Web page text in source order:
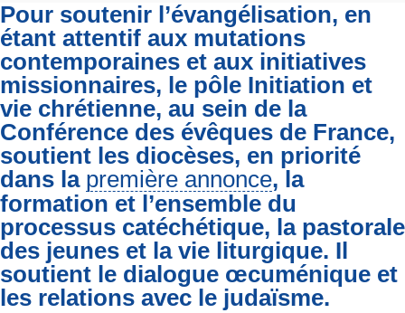
Pour soutenir l’évangélisation, en
étant attentif aux mutations
contemporaines et aux initiatives
missionnaires, le pôle Initiation et
vie chrétienne, au sein de la
Conférence des évêques de France,
soutient les diocèses, en priorité
dans la première annonce, la
formation et l’ensemble du
processus catéchétique, la pastorale
des jeunes et la vie liturgique. Il
soutient le dialogue œcuménique et
les relations avec le judaïsme.